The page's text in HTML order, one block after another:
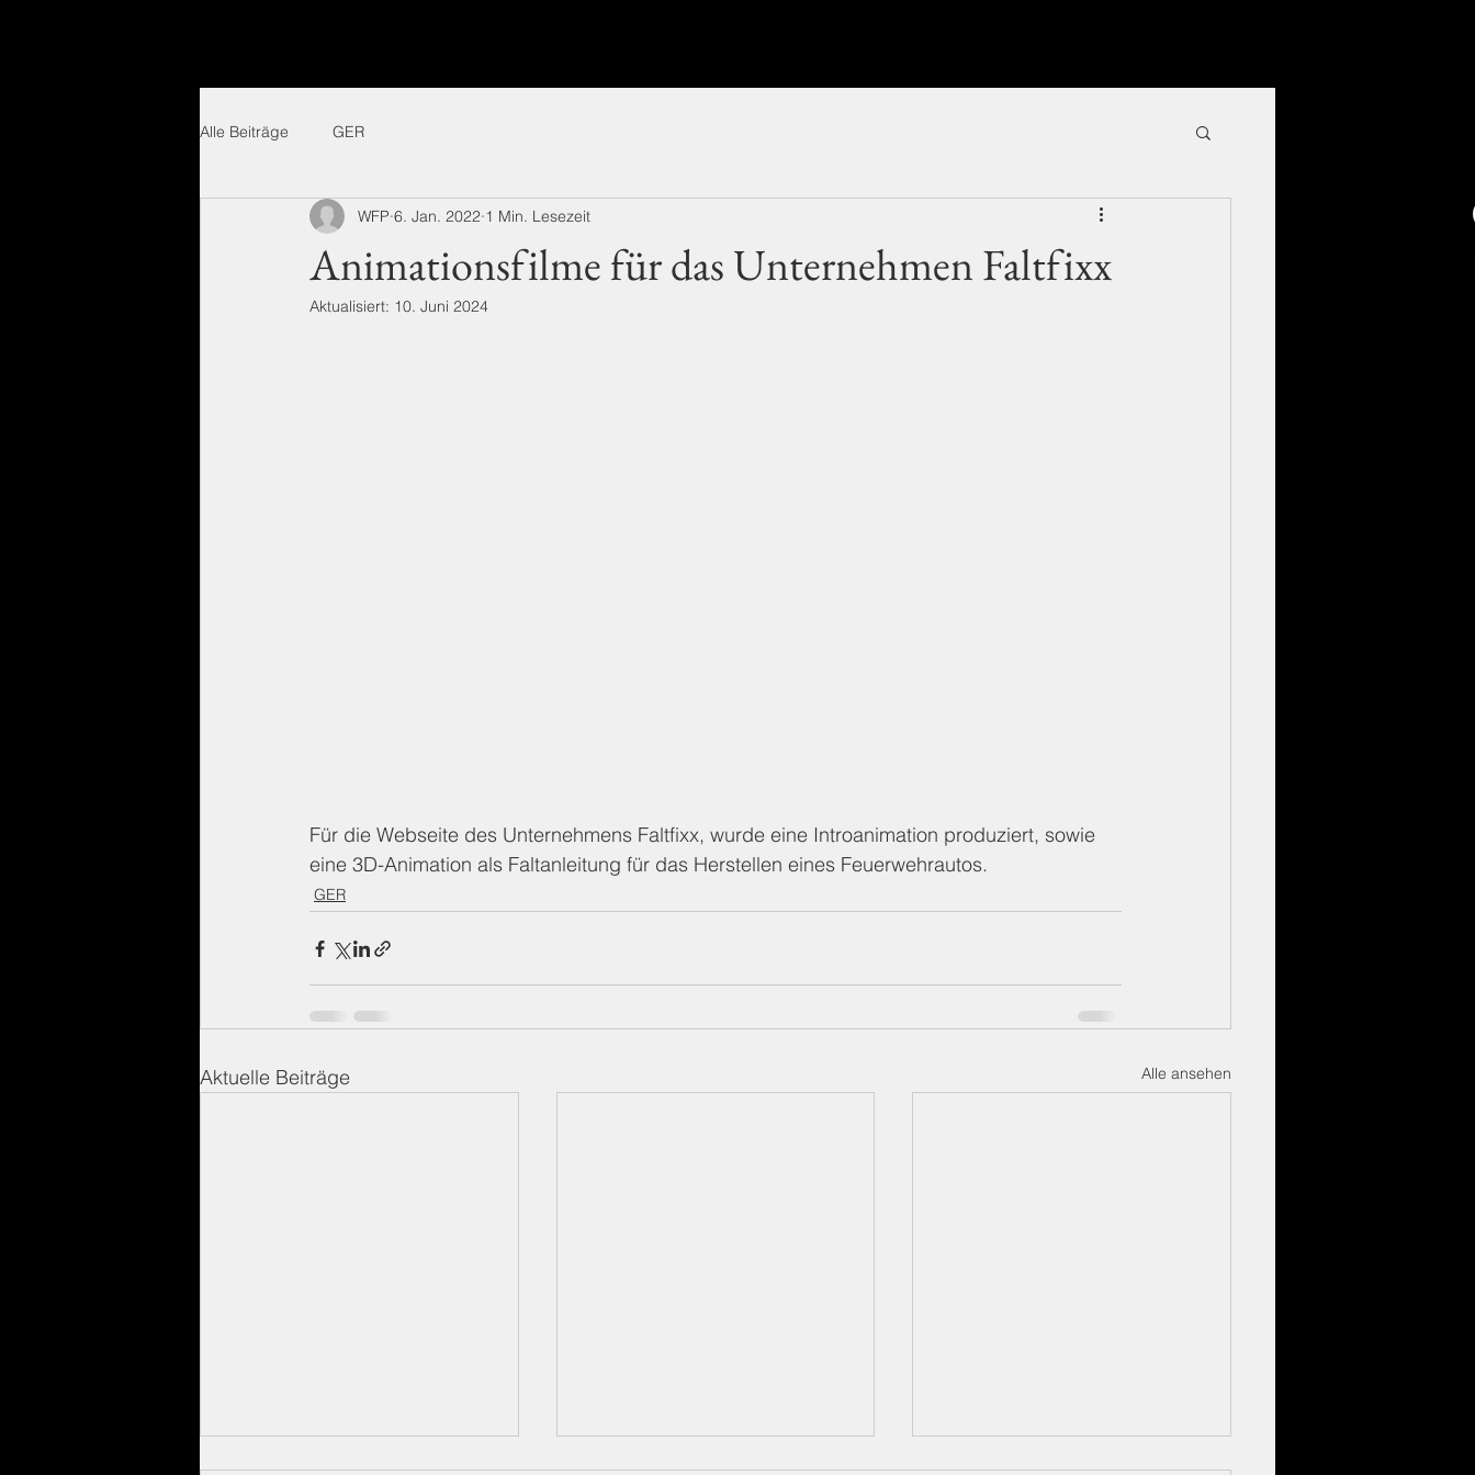
Alle Beiträge GER
Animationsfilme für das Unternehmen Faltfixx
WFP 6. Jan. 2022 1 Min. Lesezeit
Aktualisiert: 10. Juni 2024
Für die Webseite des Unternehmens Faltfixx, wurde eine Introanimation produziert, sowie
eine 3D-Animation als Faltanleitung für das Herstellen eines Feuerwehrautos.
GER
Aktuelle Beiträge Alle ansehen